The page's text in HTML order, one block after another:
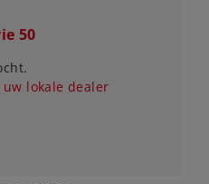
50
lokale dealer